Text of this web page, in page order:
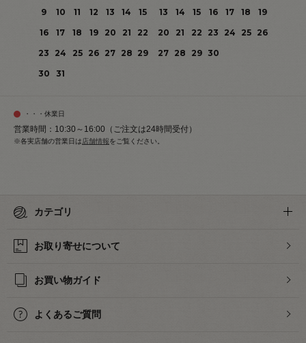
9
10 11 12 13 14
15
16
17 18 19 20 21
22
23
24 25 26 27 28 29
30
31
13
14 15 16 17 18
19
20
21 22 23 24 25
26
27 28 29 30
・・・休業日
営業時間：10:30～16:00（ご注文は24時間受付）
※各実店舗の営業日は 店舗情報をご覧ください。
カテゴリ
お取り寄せについて
お買い物ガイド
よくあるご質問